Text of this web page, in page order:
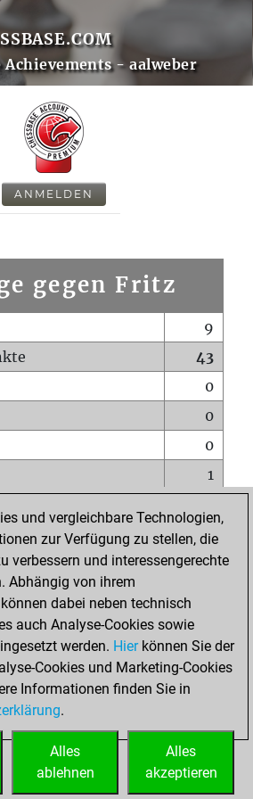
Achievements - aalweber
ANMELDEN
gegen Fritz
9
43
0
0
0
1
Brett
0
0
0
und vergleichbare Technologien,
zur Verfügung zu stellen, die
verbessern und interessengerechte
Abhängig von ihrem
dabei neben technisch
auch Analyse-Cookies sowie
werden. Hierkönnen Sie der
Cookies und Marketing-Cookies
Informationen finden Sie in
.
Alles
akzeptieren
Alles
ablehnen